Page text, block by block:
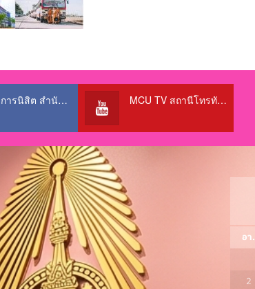
กองกิจการนิสิต สำนักงานอธิการบดี MCU TV สถานีโทรทัศน์เพื่อการศึกษา @OfficialTBCChannel
อา.
2